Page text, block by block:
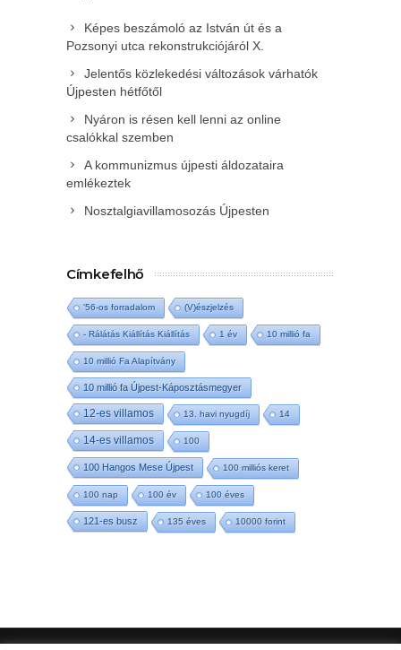
Képes beszámoló az István út és a
Pozsonyi utca rekonstrukciójáról X.
Jelentős közlekedési változások várhatók
Újpesten hétfőtől
Nyáron is résen kell lenni az online
csalókkal szemben
A kommunizmus újpesti áldozataira
emlékeztek
Nosztalgiavillamosozás Újpesten
Címkefelhő
'56-os forradalom (V)észjelzés
- Rálátás Kiállítás Kiállítás 1 év 10 millió fa
10 millió Fa Alapítvány
10 millió fa Újpest-Káposztásmegyer
12-es villamos 13. havi nyugdíj 14
14-es villamos 100
100 Hangos Mese Újpest 100 milliós keret
100 nap 100 év 100 éves
121-es busz 135 éves 10000 forint